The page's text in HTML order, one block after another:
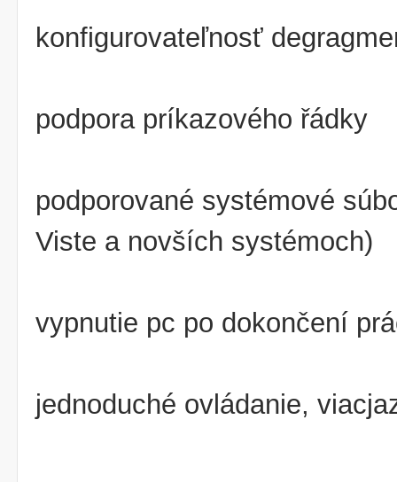
konfigurovateľnosť
podpora príkazového řádky
podporované systémové
Viste a novších systémoch)
vypnutie pc po dokončení
jednoduché ovládanie,